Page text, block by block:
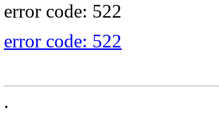
error code: 522
error code: 522
.